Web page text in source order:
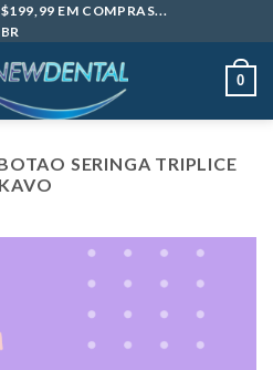
EM COMPRAS...
0
SERINGA TRIPLICE
KAVO